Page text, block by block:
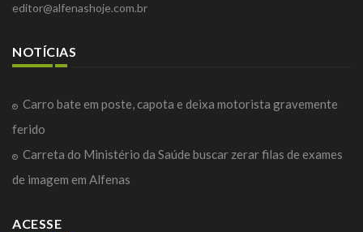
editor@alfenashoje.com.br
NOTÍCIAS
Carro bate em poste, capota e deixa motorista gravemente
ferido
Carreta do Ministério da Saúde buscar zerar filas de exames
de imagem em Alfenas
ACESSE